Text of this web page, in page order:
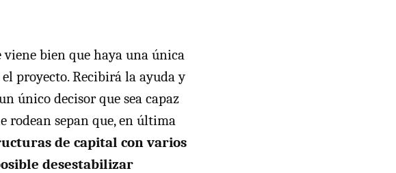
bien que haya una única
proyecto. Recibirá la ayuda y
único decisor que sea capaz
rodean sepan que, en última
de capital con varios
desestabilizar